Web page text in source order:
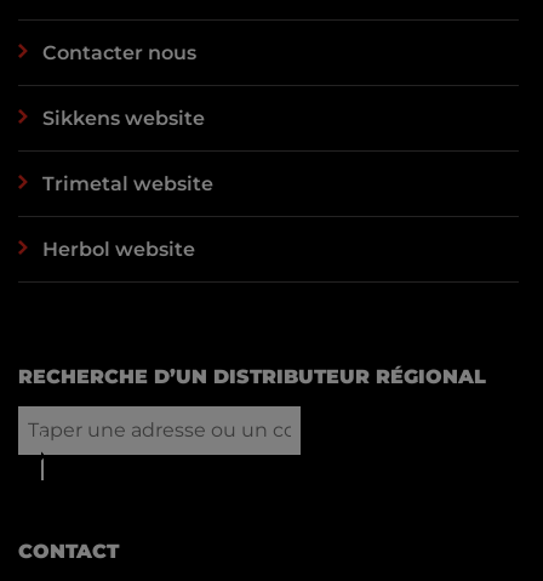
Contacter nous
Sikkens website
Trimetal website
Herbol website
RECHERCHE D’UN DISTRIBUTEUR RÉGIONAL
CONTACT